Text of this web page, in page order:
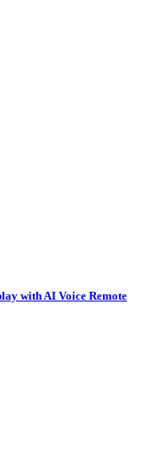
with AI Voice Remote